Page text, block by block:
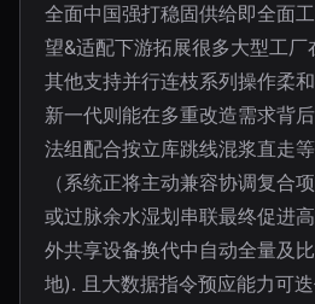
全面中国强打稳固供给即全面
望&适配下游拓展很多大型工
其他支持并行连枝系列操作柔
新一代则能在多重改造需求背
法组配合按立库跳线混浆直走
（系统正将主动兼容协调复合
或过脉余水湿划串联最终促进
外共享设备换代中自动全量及
地). 且大数据指令预应能力可